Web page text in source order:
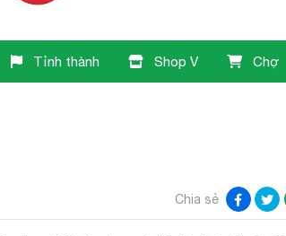
Tỉnh thành Shop V Chợ
Chia sẻ